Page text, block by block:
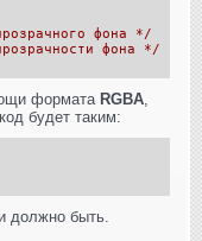
фона */
фона */
формата RGBA,
код будет таким:
должно быть.